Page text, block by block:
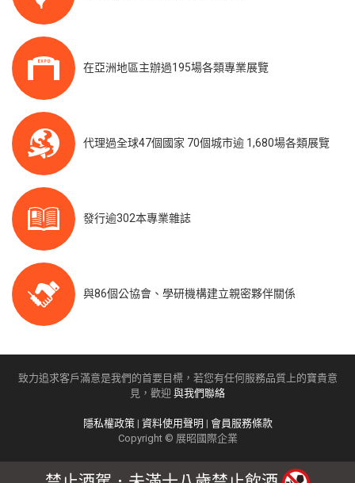
在亞洲地區主辦過195場各類專業展覽
代理過全球47個國家 70個城市逾 1,680場各類展覽
發行逾302本專業雜誌
與86個公協會、學研機構建立親密夥伴關係
致力追求客戶滿意是我們的首要目標，若您有任何服務品質上的寶貴意
見，歡迎 與我們聯絡
隱私權政策| 資料使用聲明 | 會員服務條款
Copyright © 展昭國際企業